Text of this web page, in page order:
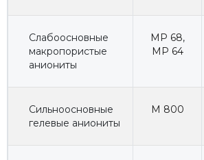
Слабоосновные
макропористые
аниониты
MP 68,
MP 64
Сильноосновные
гелевые аниониты
M 800